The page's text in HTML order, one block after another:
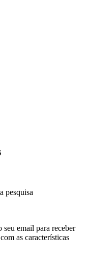
pesquisa
email para receber
as características